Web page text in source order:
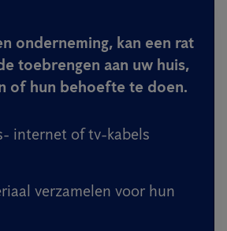
onderneming, kan een rat
toebrengen aan uw huis,
of hun behoefte te doen.
internet of tv-kabels
verzamelen voor hun